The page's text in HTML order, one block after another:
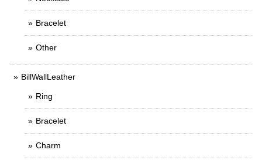
Bracelet
Other
BillWallLeather
Ring
Bracelet
Charm